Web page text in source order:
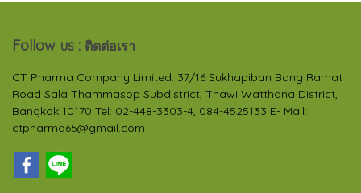
Follow us : ติดต่อเรา
CT Pharma Company Limited. 37/16 Sukhapiban Bang Ramat
Road Sala Thammasop Subdistrict, Thawi Watthana District,
Bangkok 10170 Tel: 02-448-3303-4, 084-4525133 E- Mail:
ctpharma65@gmail.com